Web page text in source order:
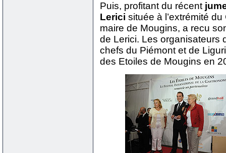
Puis, profitant du récent
Lerici située à l’extrémité
maire de Mougins, a recu
de Lerici. Les organisateurs
chefs du Piémont et de
des Etoiles de Mougins en